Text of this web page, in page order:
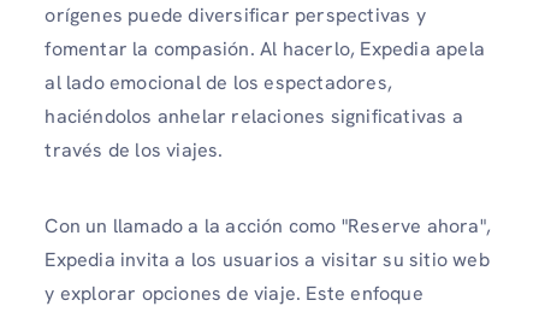
orígenes puede diversificar perspectivas y
fomentar la compasión. Al hacerlo, Expedia apela
al lado emocional de los espectadores,
haciéndolos anhelar relaciones significativas a
través de los viajes.
Con un llamado a la acción como "Reserve ahora",
Expedia invita a los usuarios a visitar su sitio web
y explorar opciones de viaje. Este enfoque